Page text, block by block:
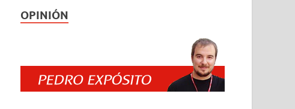
OPINIÓN